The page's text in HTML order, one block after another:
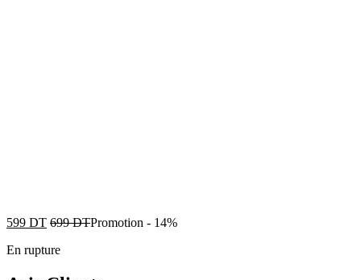
599 DT 699DTPromotion - 14%
En rupture